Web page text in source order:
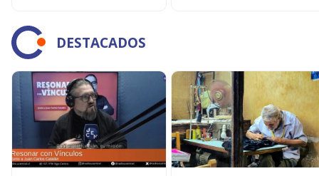
DESTACADOS